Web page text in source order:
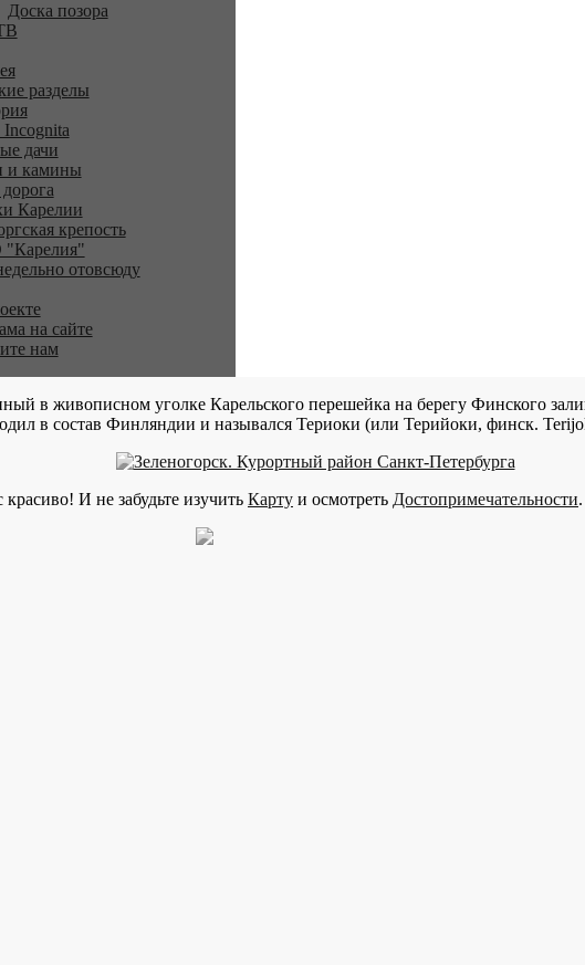
Доска позора
разделы
Incognita
дачи
и камины
Карелии
крепость
отовсюду
на сайте
нам
в живописном уголке Карельского перешейка на берегу Финского
в состав Финляндии и назывался Териоки (или Терийоки, финск.
И не забудьте изучить Карту и осмотреть Достопримечательности.